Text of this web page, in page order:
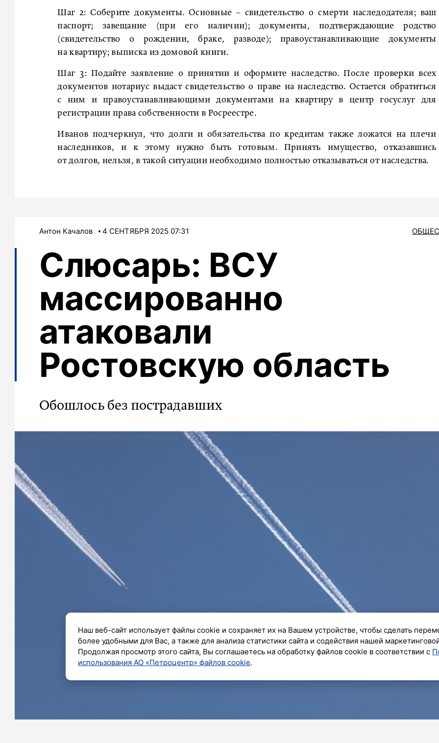
Шаг 2: Соберите документы. Основные – свидетельство о смерти наследодателя; ваш
паспорт; завещание (при его наличии); документы, подтверждающие родство
(свидетельство о рождении, браке, разводе); правоустанавливающие документы
на квартиру; выписка из домовой книги.
Шаг 3: Подайте заявление о принятии и оформите наследство. После проверки всех
документов нотариус выдаст свидетельство о праве на наследство. Остается обратиться
с ним и правоустанавливающими документами на квартиру в центр госуслуг для
регистрации права собственности в Росреестре.
Иванов подчеркнул, что долги и обязательства по кредитам также ложатся на плечи
наследников, и к этому нужно быть готовым. Принять имущество, отказавшись
от долгов, нельзя, в такой ситуации необходимо полностью отказываться от наследства.
Антон Качалов 4 СЕНТЯБРЯ 2025 07:31
Слюсарь: ВСУ
массированно
атаковали
Ростовскую область
Обошлось без пострадавших
Наш веб-сайт использует файлы cookie и сохраняет их на Вашем устройстве, чтобы сделать
более удобными для Вас, а также для анализа статистики сайта и содействия нашей
Продолжая просмотр этого сайта, Вы соглашаетесь на обработку файлов cookie в соответствии с
использования АО «Петроцентр» файлов cookie.